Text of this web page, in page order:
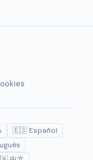
🇪🇸 Español